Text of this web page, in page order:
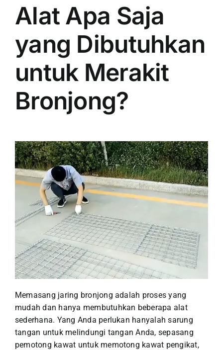
Alat Apa Saja
yang Dibutuhkan
untuk Merakit
Bronjong?
Memasang jaring bronjong adalah proses yang
mudah dan hanya membutuhkan beberapa alat
sederhana. Yang Anda perlukan hanyalah sarung
tangan untuk melindungi tangan Anda, sepasang
pemotong kawat untuk memotong kawat pengikat,